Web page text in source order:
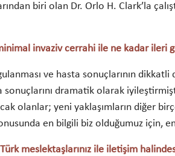
biri olan Dr. Orlo H. Clark’la
invaziv cerrahi ile ne kadar ileri
ve hasta sonuçlarının
sonuçlarını dramatik olarak
olanlar; yeni yaklaşımların diğer
en bilgili biz olduğumuz için,
meslektaşlarınız ile iletişim